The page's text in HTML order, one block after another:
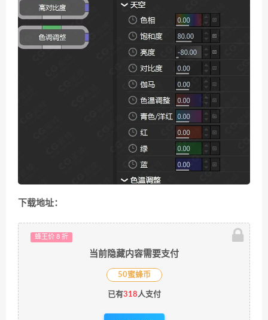
下载地址：
蜂王价 8 折
当前隐藏内容需要支付
50蜜蜂币
已有318人支付